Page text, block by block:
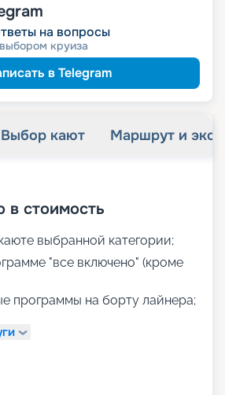
на вопросы
круиза
в Telegram
Выбор кают Маршрут и
в стоимость
выбранной категории;
"все включено" (кроме
программы на борту лайнера;